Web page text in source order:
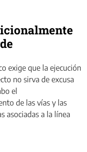
exige que la ejecución
no sirva de excusa
el
de las vías y las
asociadas a la línea